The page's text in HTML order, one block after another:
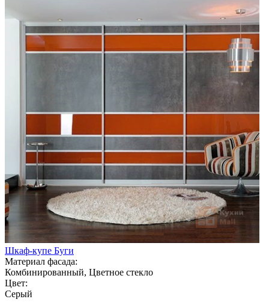
Шкаф-купе Буги
Материал фасада:
Комбинированный, Цветное стекло
Цвет:
Серый